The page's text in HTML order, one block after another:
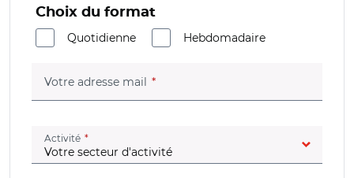
Choix du format
Quotidienne
Hebdomadaire
Votre adresse mail (champ obligatoire)
Activité (champ obligatoire)